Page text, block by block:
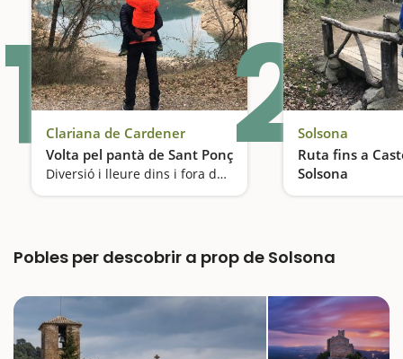
1 Clariana de Cardener
Volta pel pantà de Sant Ponç
Diversió i lleure dins i fora de l'aigua 2Solsona
Ruta fins a
Solsona
Pobles per descobrir a prop de Solsona